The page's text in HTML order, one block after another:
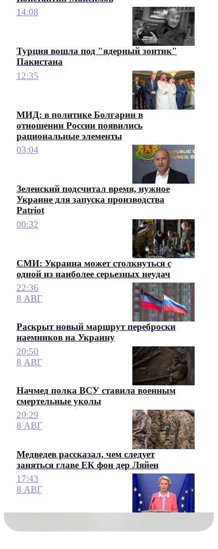
14:08
Турция вошла под "ядерный зонтик"
Пакистана
12:35
МИД: в политике Болгарии в
отношении России появились
рациональные элементы
03:04
Зеленский подсчитал время, нужное
Украине для запуска производства
Patriot
00:32
СМИ: Украина может столкнуться с
одной из наиболее серьезных неудач
22:36
8 АВГ
Раскрыт новый маршрут переброски
наемников на Украину
20:50
8 АВГ
Начмед полка ВСУ ставила военным
смертельные уколы
20:29
8 АВГ
Медведев рассказал, чем следует
заняться главе ЕК фон дер Ляйен
17:43
8 АВГ